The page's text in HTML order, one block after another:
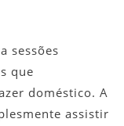
sessões
que
doméstico. A
assistir